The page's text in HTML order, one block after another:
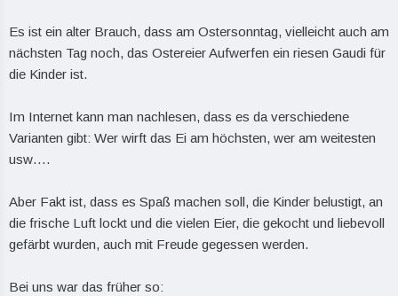
Es ist ein alter Brauch, dass am Ostersonntag, vielleicht auch am
nächsten Tag noch, das Ostereier Aufwerfen ein riesen Gaudi für
die Kinder ist.
Im Internet kann man nachlesen, dass es da verschiedene
Varianten gibt: Wer wirft das Ei am höchsten, wer am weitesten
usw….
Aber Fakt ist, dass es Spaß machen soll, die Kinder belustigt, an
die frische Luft lockt und die vielen Eier, die gekocht und liebevoll
gefärbt wurden, auch mit Freude gegessen werden.
Bei uns war das früher so: